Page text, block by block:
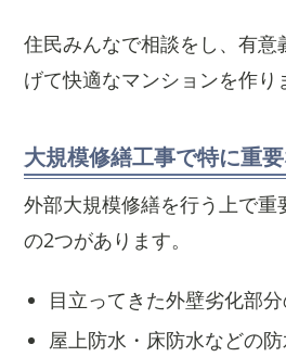
住民みんなで相談をし、有意
げて快適なマンションを作り
大規模修繕工事で特に重
外部大規模修繕を行う上で重
の2つがあります。
目立ってきた外壁劣化部
屋上防水・床防水などの